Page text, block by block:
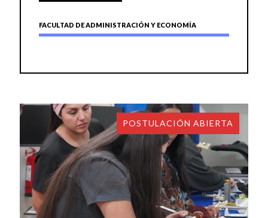
FACULTAD DE ADMINISTRACIÓN Y ECONOMÍA
POSTULACIÓN ABIERTA